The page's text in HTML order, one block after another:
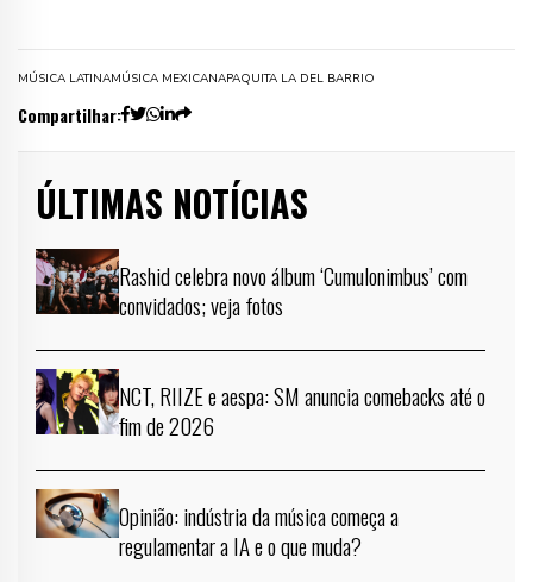
MÚSICA LATINAMÚSICA MEXICANAPAQUITA LA DEL BARRIO
Compartilhar:
ÚLTIMAS NOTÍCIAS
Rashid celebra novo álbum ‘Cumulonimbus’ com
convidados; veja fotos
NCT, RIIZE e aespa: SM anuncia comebacks até o
fim de 2026
Opinião: indústria da música começa a
regulamentar a IA e o que muda?